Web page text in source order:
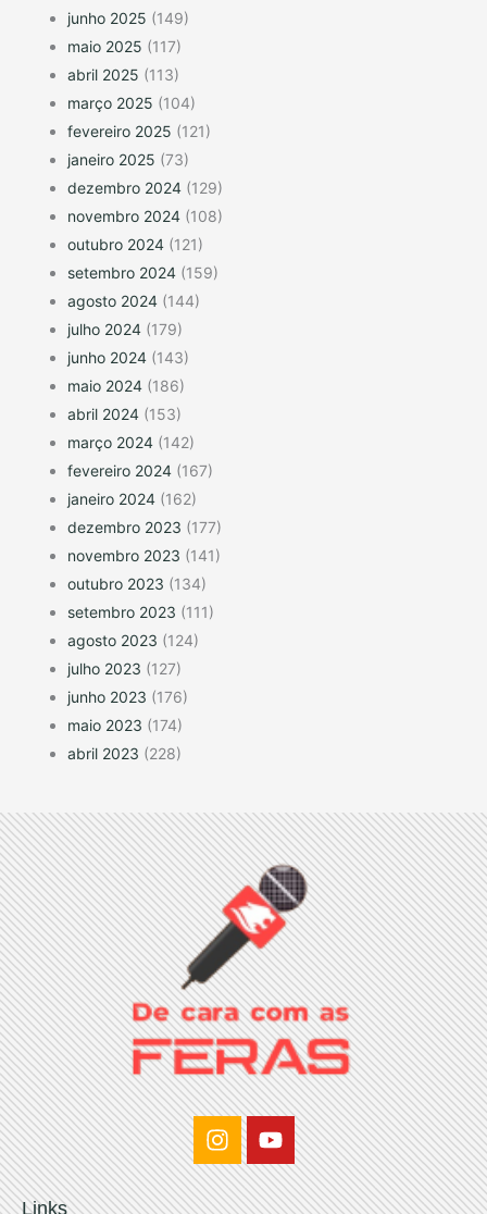
junho 2025 (149)
maio 2025 (117)
abril 2025 (113)
março 2025 (104)
fevereiro 2025 (121)
janeiro 2025 (73)
dezembro 2024 (129)
novembro 2024 (108)
outubro 2024 (121)
setembro 2024 (159)
agosto 2024 (144)
julho 2024 (179)
junho 2024 (143)
maio 2024 (186)
abril 2024 (153)
março 2024 (142)
fevereiro 2024 (167)
janeiro 2024 (162)
dezembro 2023 (177)
novembro 2023 (141)
outubro 2023 (134)
setembro 2023 (111)
agosto 2023 (124)
julho 2023 (127)
junho 2023 (176)
maio 2023 (174)
abril 2023 (228)
I
n
s
t
Y
o
u
t
Links